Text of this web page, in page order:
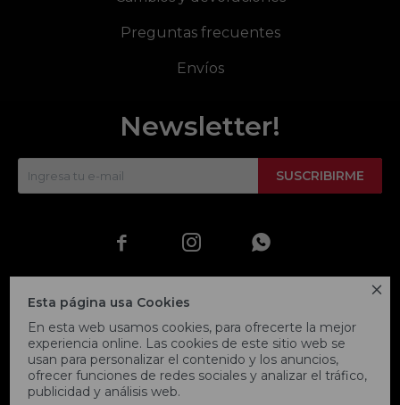

Esta página usa Cookies
En esta web usamos cookies, para ofrecerte la mejor
experiencia online. Las cookies de este sitio web se
usan para personalizar el contenido y los anuncios,
ofrecer funciones de redes sociales y analizar el tráfico,
publicidad y análisis web.
Preguntas frecuentes
Envíos
Newsletter!
SUSCRIBIRME
  